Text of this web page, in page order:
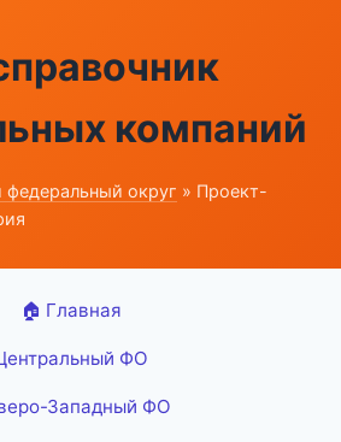
компаний
федеральный округ » Проект-
🏠 Главная
ФО
Западный ФО